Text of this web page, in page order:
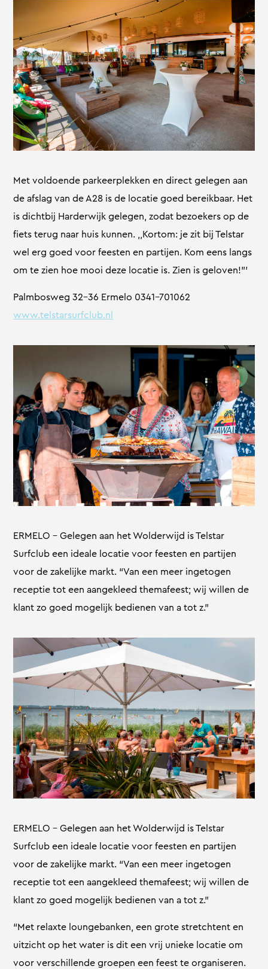
Met voldoende parkeerplekken en direct gelegen aan
de afslag van de A28 is de locatie goed bereikbaar. Het
is dichtbij Harderwijk gelegen, zodat bezoekers op de
fiets terug naar huis kunnen. ,,Kortom: je zit bij Telstar
wel erg goed voor feesten en partijen. Kom eens langs
om te zien hoe mooi deze locatie is. Zien is geloven!”’
Palmbosweg 32-36 Ermelo 0341-701062
www.telstarsurfclub.nl
ERMELO – Gelegen aan het Wolderwijd is Telstar
Surfclub een ideale locatie voor feesten en partijen
voor de zakelijke markt. “Van een meer ingetogen
receptie tot een aangekleed themafeest; wij willen de
klant zo goed mogelijk bedienen van a tot z.”
ERMELO – Gelegen aan het Wolderwijd is Telstar
Surfclub een ideale locatie voor feesten en partijen
voor de zakelijke markt. “Van een meer ingetogen
receptie tot een aangekleed themafeest; wij willen de
klant zo goed mogelijk bedienen van a tot z.”
“Met relaxte loungebanken, een grote stretchtent en
uitzicht op het water is dit een vrij unieke locatie om
voor verschillende groepen een feest te organiseren.